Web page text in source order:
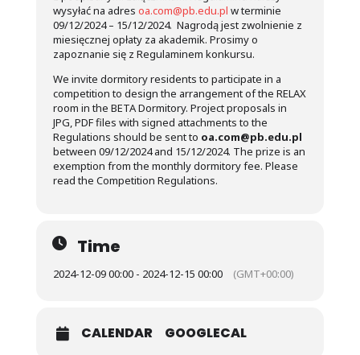
wysyłać na adres oa.com@pb.edu.pl w terminie
09/12/2024 – 15/12/2024. Nagrodą jest zwolnienie z
miesięcznej opłaty za akademik. Prosimy o
zapoznanie się z Regulaminem konkursu.
We invite dormitory residents to participate in a
competition to design the arrangement of the RELAX
room in the BETA Dormitory. Project proposals in
JPG, PDF files with signed attachments to the
Regulations should be sent to oa.com@pb.edu.pl
between 09/12/2024 and 15/12/2024. The prize is an
exemption from the monthly dormitory fee. Please
read the Competition Regulations.
Time
2024-12-09 00:00 - 2024-12-15 00:00 (GMT+00:00)
CALENDAR GOOGLECAL